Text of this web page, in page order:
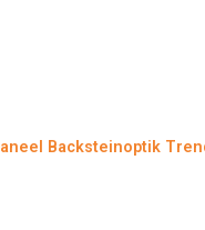
Backsteinoptik